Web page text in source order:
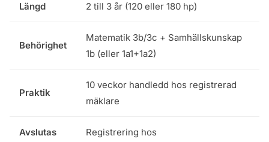
Längd 2 till 3 år (120 eller 180 hp)
Behörighet
Matematik 3b/3c + Samhällskunskap
1b (eller 1a1+1a2)
Praktik
10 veckor handledd hos registrerad
mäklare
Avslutas
Registrering hos